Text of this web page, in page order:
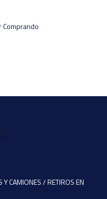
Comprando
Y CAMIONES / RETIROS EN